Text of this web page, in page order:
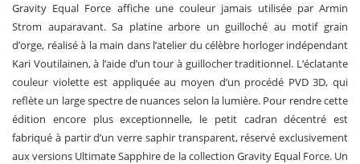
Gravity Equal Force affiche une couleur jamais utilisée par Armin
Strom auparavant. Sa platine arbore un guilloché au motif grain
d’orge, réalisé à la main dans l’atelier du célèbre horloger indépendant
Kari Voutilainen, à l’aide d’un tour à guillocher traditionnel. L’éclatante
couleur violette est appliquée au moyen d’un procédé PVD 3D, qui
reflète un large spectre de nuances selon la lumière. Pour rendre cette
édition encore plus exceptionnelle, le petit cadran décentré est
fabriqué à partir d’un verre saphir transparent, réservé exclusivement
aux versions Ultimate Sapphire de la collection Gravity Equal Force. Un